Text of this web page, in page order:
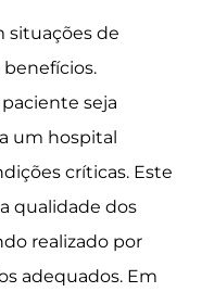
situações de
seja
um hospital
críticas. Este
qualidade dos
realizado por
adequados. Em